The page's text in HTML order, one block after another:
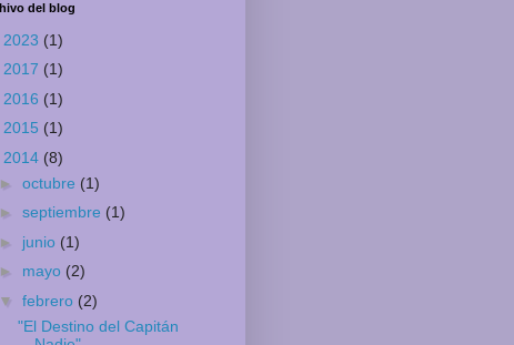
del blog
2023 (1)
2017 (1)
2016 (1)
2015 (1)
2014 (8)
► octubre (1)
► septiembre (1)
► junio (1)
► mayo (2)
▼ febrero (2)
"El Destino del Capitán